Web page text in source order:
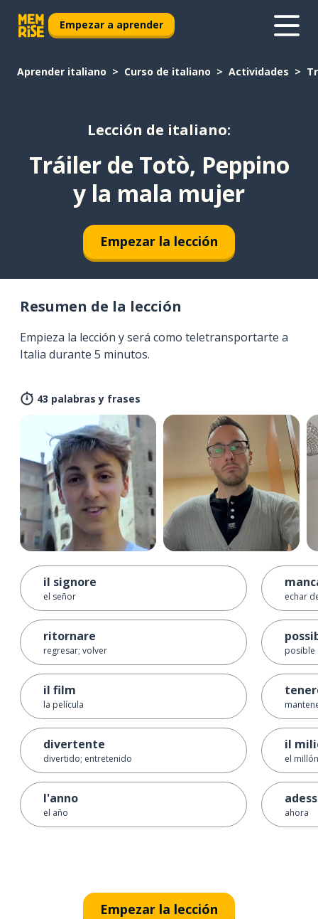
Empezar a aprender
Aprender italiano Curso de italiano Actividades
Lección de italiano:
Tráiler de Totò, Peppino
y la mala mujer
Empezar la lección
Resumen de la lección
Empieza la lección y será como teletransportarte a
Italia durante 5 minutos.
43 palabras y frases
il signore
el señor
ritornare
regresar; volver
il film
la película
divertente
divertido; entretenido
l'anno
el año
echar
posible
il
el millón
ahora
Empezar la lección